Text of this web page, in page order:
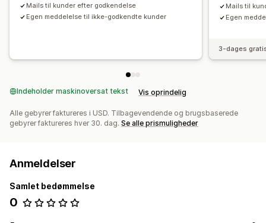
Mails til kunder efter godkendelse
Egen meddelelse til ikke-godkendte kunder
Mails til
Egen
3-dages
Indeholder maskinoversat tekst Vis oprindelig
Alle gebyrer faktureres i USD. Tilbagevendende og brugsbaserede
gebyrer faktureres hver 30. dag. Se alle prismuligheder
Anmeldelser
Samlet bedømmelse
0